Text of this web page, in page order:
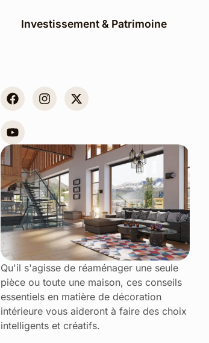
Investissement & Patrimoine
Qu'il s'agisse de réaménager une seule
pièce ou toute une maison, ces conseils
essentiels en matière de décoration
intérieure vous aideront à faire des choix
intelligents et créatifs.